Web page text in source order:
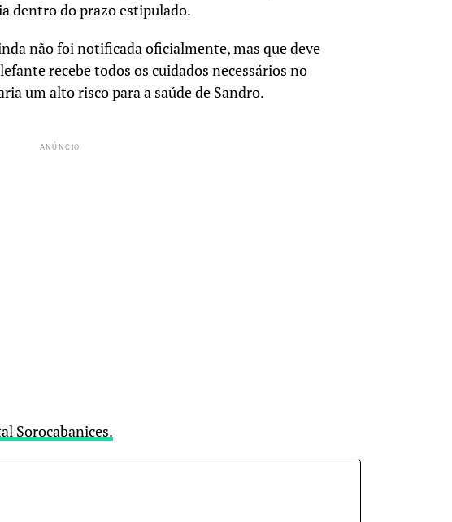
dentro do prazo estipulado.
não foi notificada oficialmente, mas que deve
recebe todos os cuidados necessários no
um alto risco para a saúde de Sandro.
ANÚNCIO
Sorocabanices.